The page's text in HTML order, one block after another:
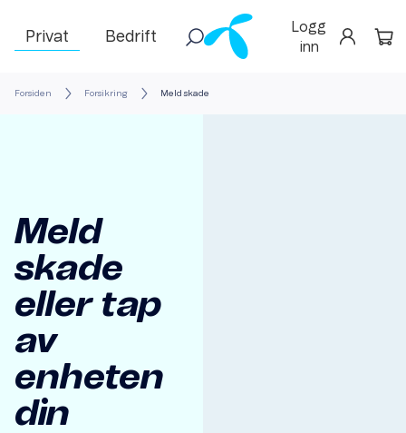
Privat Bedrift
Logg
inn
Forsiden Forsikring Meld skade
Meld
skade
eller tap
av
enheten
din